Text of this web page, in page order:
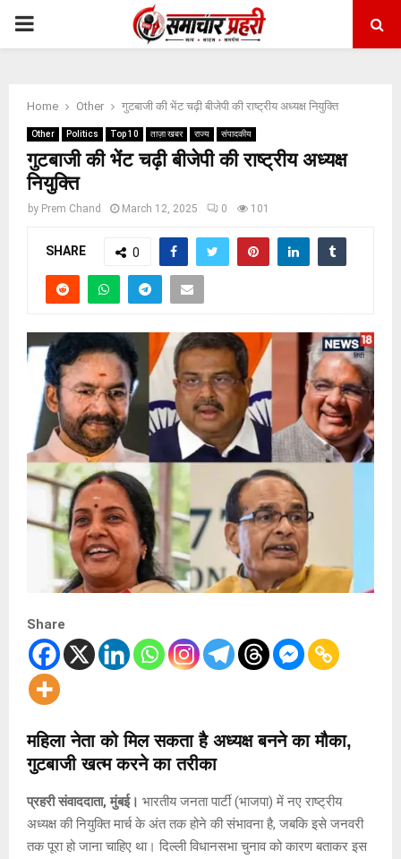
PRIMARY
Home Other गुटबाजी की भेंट चढ़ी बीजेपी की राष्ट्रीय अध्यक्ष नियुक्ति
Other Politics Top 10 ताज़ा खबर राज्य संपादकीय
गुटबाजी की भेंट चढ़ी बीजेपी की राष्ट्रीय अध्यक्ष
नियुक्ति
by Prem Chand March 12, 2025 0 101
SHARE 0
Share
महिला नेता को मिल सकता है अध्यक्ष बनने का मौका,
गुटबाजी खत्म करने का तरीका
प्रहरी संवाददाता, मुंबई। भारतीय जनता पार्टी (भाजपा) में नए राष्ट्रीय
अध्यक्ष की नियुक्ति मार्च के अंत तक होने की संभावना है, जबकि इसे जनवरी
तक पूरा हो जाना चाहिए था। दिल्ली विधानसभा चुनाव को कारण बताकर इस